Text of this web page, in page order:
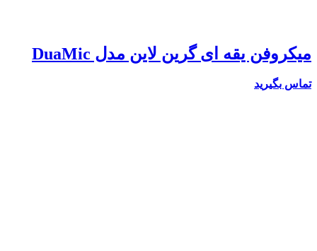
میکروفن یقه ای گرین لاین مدل DuaMic
تماس بگیرید